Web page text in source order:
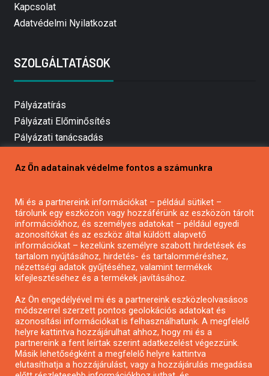
Kapcsolat
Adatvédelmi Nyilatkozat
SZOLGÁLTATÁSOK
Pályázatírás
Pályázati Előminősítés
Pályázati tanácsadás
Mezőgazdasági pályázatírás
Pályázatírás civil szervezeteknek
Pályázatírás önkormányzatoknak
Pályázatfigyelés
Specifikus pályázatfigyelés vagy hírlevél
Pályázatok magánszemélyeknek
Pályázatok civil szervezeteknek
Pályázatok vállalkozásoknak
Az Ön adatainak védelme fontos a számunkra
Mi és a partnereink információkat – például sütiket –
tárolunk egy eszközön vagy hozzáférünk az eszközön tárolt
információkhoz, és személyes adatokat – például egyedi
azonosítókat és az eszköz által küldött alapvető
információkat – kezelünk személyre szabott hirdetések és
tartalom nyújtásához, hirdetés- és tartalomméréshez,
nézettségi adatok gyűjtéséhez, valamint termékek
kifejlesztéséhez és a termékek javításához.
Az Ön engedélyével mi és a partnereink eszközleolvasásos
módszerrel szerzett pontos geolokációs adatokat és
azonosítási információkat is felhasználhatunk. A megfelelő
helyre kattintva hozzájárulhat ahhoz, hogy mi és a
partnereink a fent leírtak szerint adatkezelést végezzünk.
Másik lehetőségként a megfelelő helyre kattintva
elutasíthatja a hozzájárulást, vagy a hozzájárulás megadása